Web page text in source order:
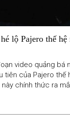
lộ Pajero thế hệ
ngày ra mắt
video quảng bá
tiên của Pajero thế
này chính thức ra